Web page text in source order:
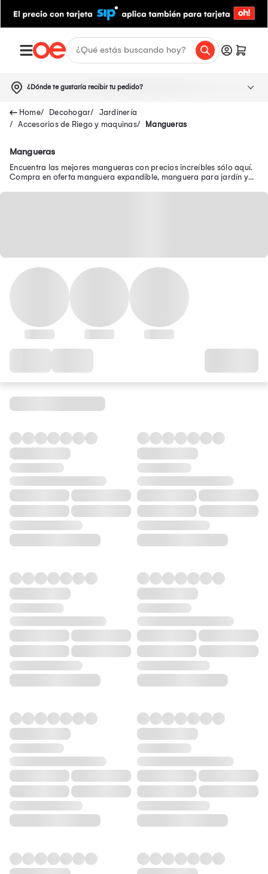
¿Dónde te gustaría recibir tu pedido?
Decohogar
Jardinería
Accesorios de Riego y maquinas
Mangueras
Mangueras
Encuentra las mejores mangueras con precios increíbles sólo aquí.
Compra en oferta manguera expandible, manguera para jardín y